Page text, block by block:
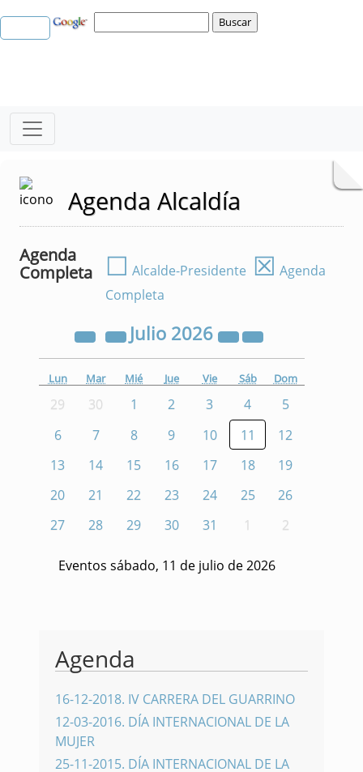
Agenda Alcaldía
Agenda
Completa
☐ Alcalde-Presidente ☒ Agenda
Completa
Julio 2026
Lun Mar Mié Jue Vie Sáb Dom
29 30 1 2 3 4
5
6
7 8 9 10 11
12
13
14 15 16 17 18
19
20
21 22 23 24 25
26
27
28 29 30 31 1 2
Eventos sábado, 11 de julio de 2026
Agenda
16-12-2018. IV CARRERA DEL GUARRINO
12-03-2016. DÍA INTERNACIONAL DE LA
MUJER
25-11-2015. DÍA INTERNACIONAL DE LA